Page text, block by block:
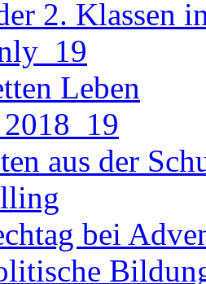
2. Klassen
Leben
aus der
bei